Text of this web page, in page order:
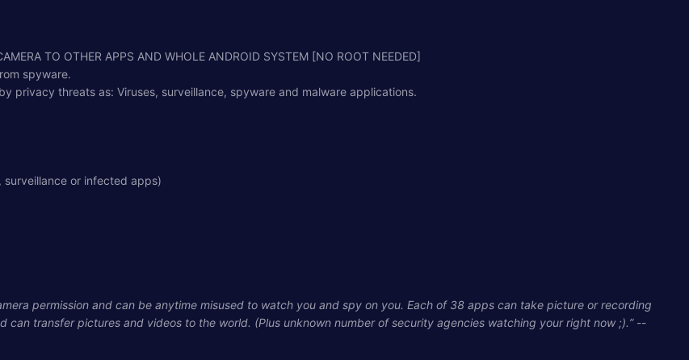
TO OTHER APPS AND WHOLE ANDROID SYSTEM [NO ROOT NEEDED]
spyware.
privacy threats as: Viruses, surveillance, spyware and malware applications.
or infected apps)
permission and can be anytime misused to watch you and spy on you. Each of 38 apps can take picture or recording
transfer pictures and videos to the world. (Plus unknown number of security agencies watching your right now ;).” --